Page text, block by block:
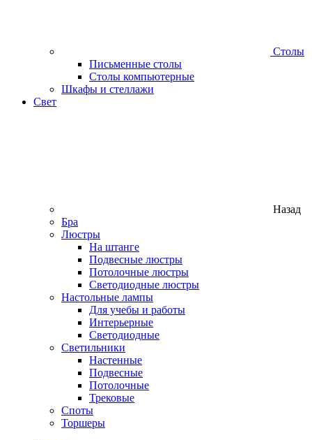
Столы
Письменные столы
Столы компьютерные
Шкафы и стеллажи
Свет
Назад
Бра
Люстры
На штанге
Подвесные люстры
Потолочные люстры
Светодиодные люстры
Настольные лампы
Для учебы и работы
Интерьерные
Светодиодные
Светильники
Настенные
Подвесные
Потолочные
Трековые
Споты
Торшеры